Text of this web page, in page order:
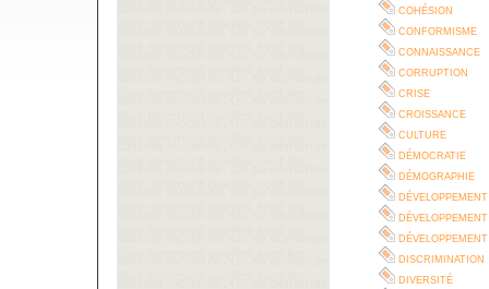
cohésion
conformisme
connaissance
corruption
crise
croissance
culture
démocratie
démographie
développement
discrimination
diversité